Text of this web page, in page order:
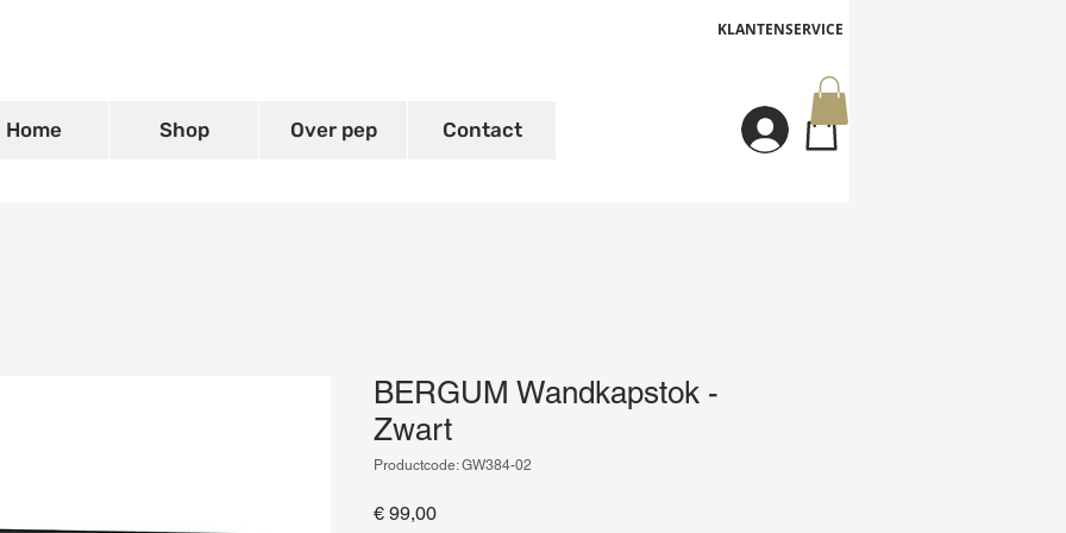
KLANTENSERVICE
Home Shop Over pep Contact Inloggen
BERGUM Wandkapstok -
Zwart
Productcode: GW384-02
€ 99,00Prijs